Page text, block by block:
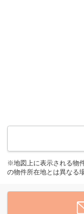
※地図上に表示される物
の物件所在地とは異なる